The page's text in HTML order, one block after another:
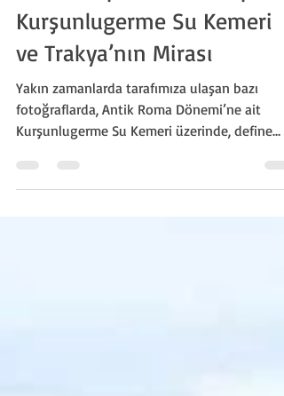
Tarihe Saplanan Matkap:
Kurşunlugerme Su Kemeri
ve Trakya’nın Mirası
Yakın zamanlarda tarafımıza ulaşan bazı
Kurşunlugerme Su Kemeri üzerinde, define
arama amacıyla yapılmış "karot" delikleri ve